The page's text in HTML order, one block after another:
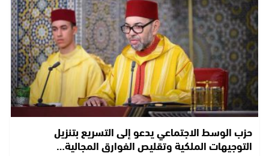
حزب الوسط الاجتماعي يدعو إلى التسريع بتنزيل
التوجيهات الملكية وتقليص الفوارق المجالية…